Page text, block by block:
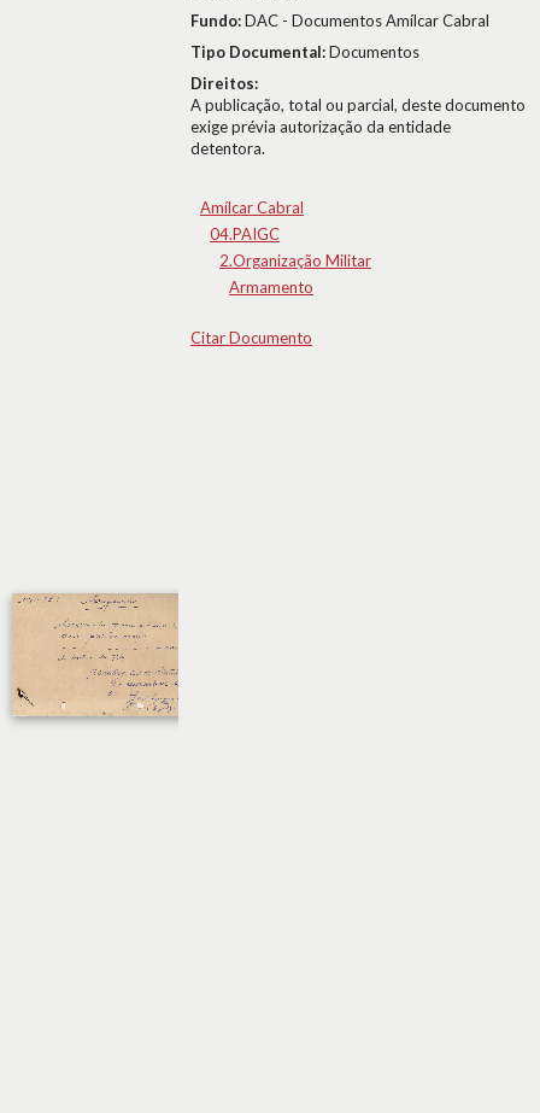
Fundo:DAC - Documentos Amílcar Cabral
Tipo Documental:Documentos
Direitos:
A publicação, total ou parcial, deste documento
exige prévia autorização da entidade
detentora.
Amílcar Cabral
04.PAIGC
2.Organização Militar
Armamento
Citar Documento